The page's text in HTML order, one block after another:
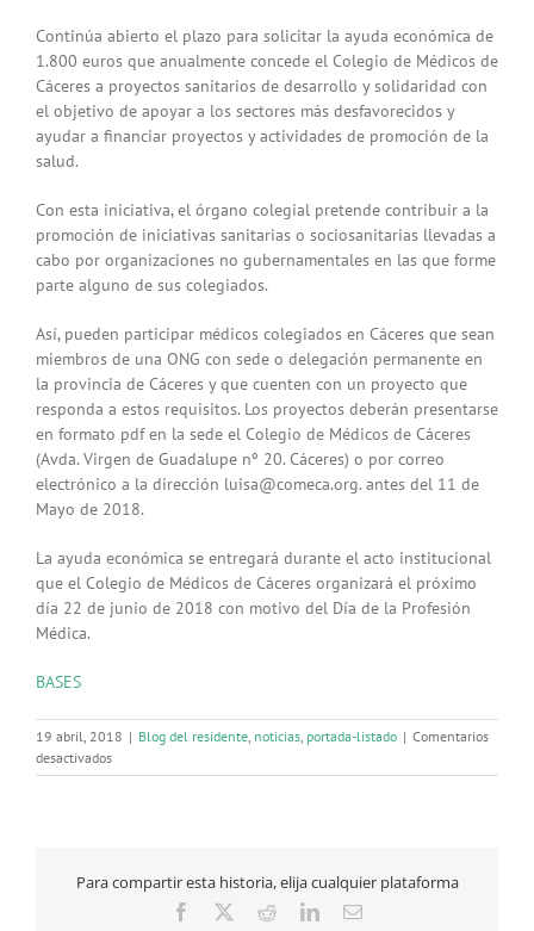
Continúa abierto el plazo para solicitar la ayuda económica de
1.800 euros que anualmente concede el Colegio de Médicos de
Cáceres a proyectos sanitarios de desarrollo y solidaridad con
el objetivo de apoyar a los sectores más desfavorecidos y
ayudar a financiar proyectos y actividades de promoción de la
salud.
Con esta iniciativa, el órgano colegial pretende contribuir a la
promoción de iniciativas sanitarias o sociosanitarias llevadas a
cabo por organizaciones no gubernamentales en las que forme
parte alguno de sus colegiados.
Así, pueden participar médicos colegiados en Cáceres que sean
miembros de una ONG con sede o delegación permanente en
la provincia de Cáceres y que cuenten con un proyecto que
responda a estos requisitos. Los proyectos deberán presentarse
en formato pdf en la sede el Colegio de Médicos de Cáceres
(Avda. Virgen de Guadalupe nº 20. Cáceres) o por correo
electrónico a la dirección luisa@comeca.org. antes del 11 de
Mayo de 2018.
La ayuda económica se entregará durante el acto institucional
que el Colegio de Médicos de Cáceres organizará el próximo
día 22 de junio de 2018 con motivo del Día de la Profesión
Médica.
BASES
19 abril, 2018 | Blog del residente, noticias, portada-listado | Comentarios
desactivadosen
Continúa
solicitud
Para compartir esta historia, elija cualquier plataforma
Facebook RedditLinkedInCorreo